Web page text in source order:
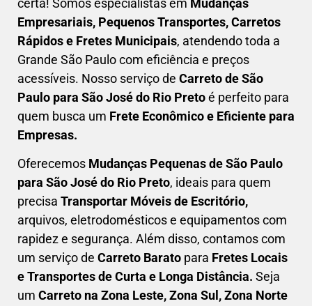
certa! Somos especialistas em Mudanças
Empresariais, Pequenos Transportes, Carretos
Rápidos e Fretes Municipais, atendendo toda a
Grande São Paulo com eficiência e preços
acessíveis. Nosso serviço de Carretode São
Paulo para São José do Rio Pretoé perfeito para
quem busca um Frete Econômico e Eficiente para
Empresas.
Oferecemos Mudanças Pequenasde São Paulo
para São José do Rio Preto, ideais para quem
precisa Transportar Móveis de Escritório,
arquivos, eletrodomésticos e equipamentos com
rapidez e segurança. Além disso, contamos com
um serviço de Carreto Barato para Fretes Locais
e Transportes de Curta e Longa Distância. Seja
um Carreto na Zona Leste, Zona Sul, Zona Norte